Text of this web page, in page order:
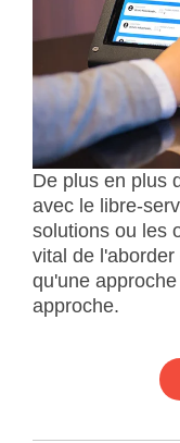
De plus en plus
avec le libre-
solutions ou les
vital de
qu'une
approche.